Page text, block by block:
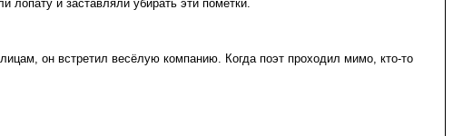
и заставляли убирать эти пометки.
он встретил весёлую компанию. Когда поэт проходил мимо, кто-то